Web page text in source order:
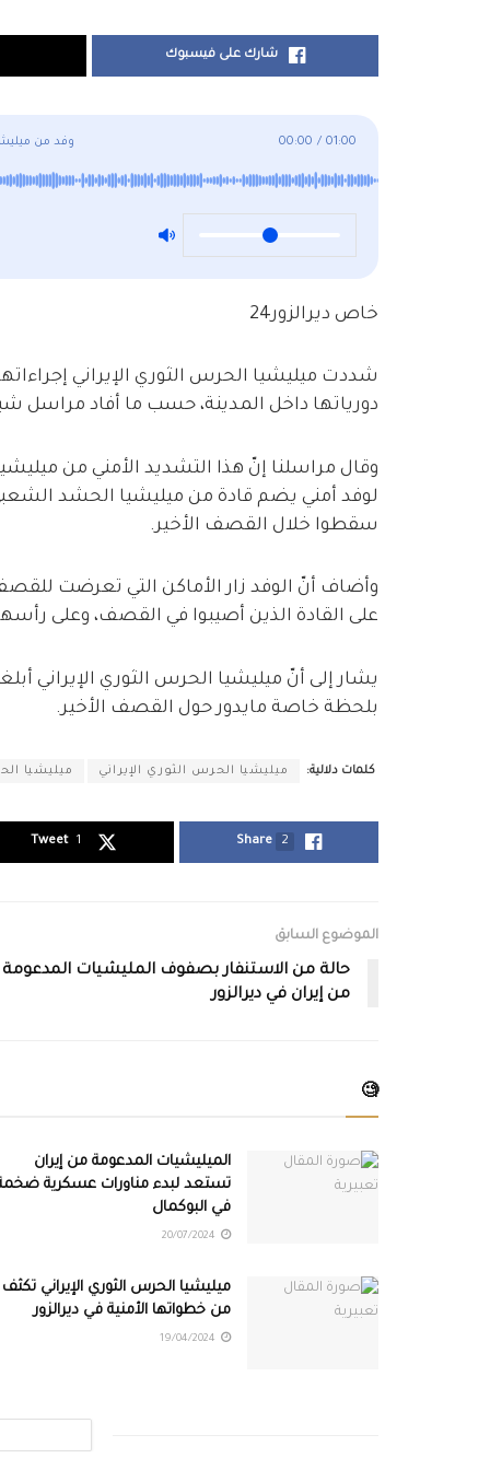
شارك على فيسبوك
وفد من 00:00 / 01:00
خاص ديرالزور24
شددت ميليشيا الحرس الثوري الإيراني
دورياتها داخل المدينة، حسب ما أفاد مراسل شبكة
وقال مراسلنا إنّ هذا التشديد الأمني من
لوفد أمني يضم قادة من ميليشيا الحشد الشعبي
سقطوا خلال القصف الأخير.
وأضاف أنّ الوفد زار الأماكن التي تعرضت
على القادة الذين أصيبوا في القصف، وعلى
يشار إلى أنّ ميليشيا الحرس الثوري الإيراني
بلحظة خاصة مايدور حول القصف الأخير.
كلمات دلالية: ميليشيا الحرس الثوري الإيراني ميليشيا
Share 2
Tweet 1
الموضوع السابق
حالة من الاستنفار بصفوف المليشيات المدعومة
من إيران في ديرالزور
🧐
الميليشيات المدعومة من إيران
تستعد لبدء مناورات عسكرية
في البوكمال
ميليشيا الحرس الثوري الإيراني تكثف
من خطواتها الأمنية في ديرالزور